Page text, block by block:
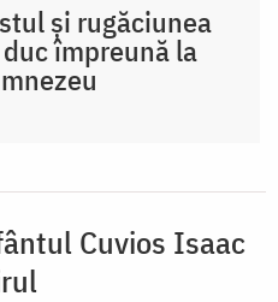
și rugăciunea
împreună la
Cuvios Isaac